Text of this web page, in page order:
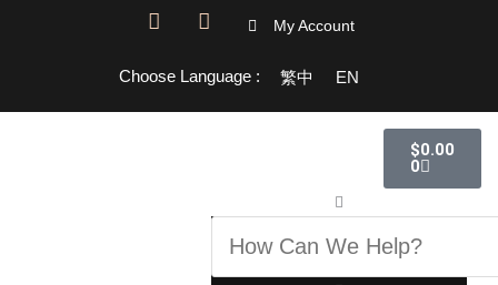
F
e
I
t
My Account
Choose Language : 繁中 EN
$0.00
0
購
物
籃